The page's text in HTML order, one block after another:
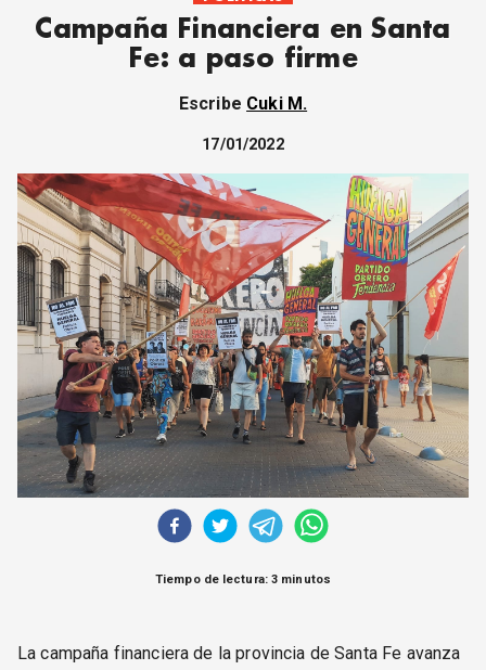
INTERNACIONALES
MOVIMIENTO OBRERO
ECONOMÍA
SOCIEDAD Y CULTURA
JUVENTUD
CORREO DE LECTORES
DEBATE
ARCHIVO
DECLARACIONES
OPINIÓN
ALTAMIRA RESPONDE
Política Obrera Revista
CONTACTO
Campaña Financiera en Santa
Fe: a paso firme
Escribe Cuki M.
17/01/2022
Tiempo de lectura: 3 minutos
La campaña financiera de la provincia de Santa Fe avanza